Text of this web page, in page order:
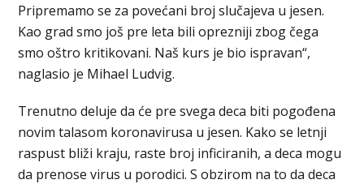
Pripremamo se za povećani broj slučajeva u jesen.
Kao grad smo još pre leta bili oprezniji zbog čega
smo oštro kritikovani. Naš kurs je bio ispravan“,
naglasio je Mihael Ludvig.
Trenutno deluje da će pre svega deca biti pogođena
novim talasom koronavirusa u jesen. Kako se letnji
raspust bliži kraju, raste broj inficiranih, a deca mogu
da prenose virus u porodici. S obzirom na to da deca